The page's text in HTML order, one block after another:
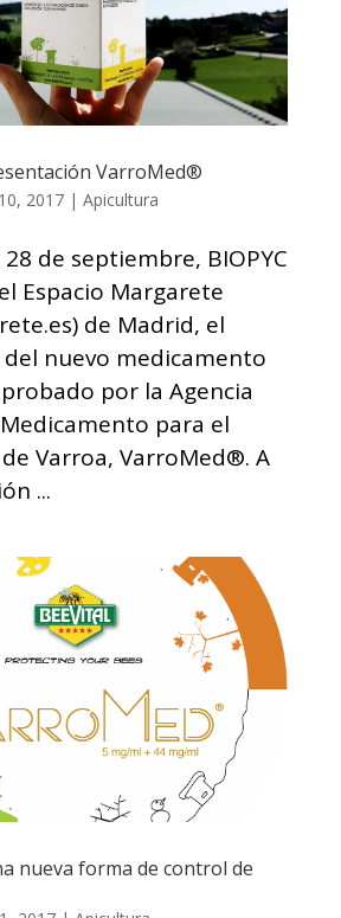
VarroMed®
2017| Apicultura
de septiembre, BIOPYC
Espacio Margarete
de Madrid, el
nuevo medicamento
por la Agencia
para el
Varroa, VarroMed®. A
...
nueva forma de control de